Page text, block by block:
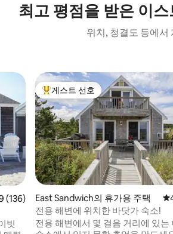
최고 평점을 받은 이
위치, 청결도 등에서
점(5점 만점), 후기 136개
(136)
빗
상위 게스트 선호
게스트 선호
East Sandwich의 휴가용 주택
전용 해변에 위치한 바닷가 숙소!
전용 해변에서 몇 걸음 거리에 있는